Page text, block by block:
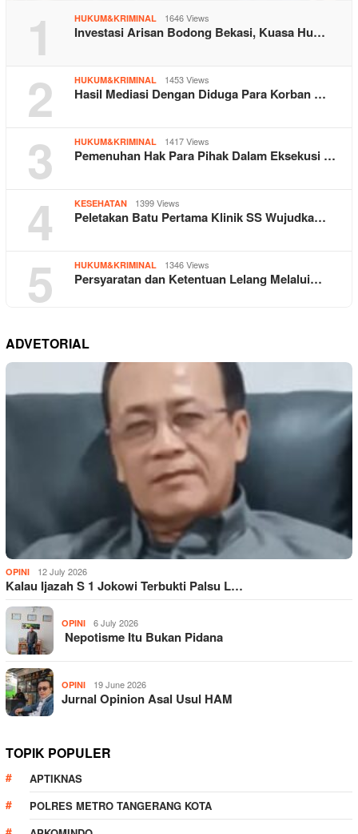
1 HUKUM&KRIMINAL 1646 Views
Investasi Arisan Bodong Bekasi, Kuasa Hu…
2 HUKUM&KRIMINAL 1453 Views
Hasil Mediasi Dengan Diduga Para Korban …
3 HUKUM&KRIMINAL 1417 Views
Pemenuhan Hak Para Pihak Dalam Eksekusi …
4 KESEHATAN 1399 Views
Peletakan Batu Pertama Klinik SS Wujudka…
5 HUKUM&KRIMINAL 1346 Views
Persyaratan dan Ketentuan Lelang Melalui…
ADVETORIAL
OPINI 12 July 2026
Kalau Ijazah S 1 Jokowi Terbukti Palsu L…
OPINI 6 July 2026
Nepotisme Itu Bukan Pidana
OPINI 19 June 2026
Jurnal Opinion Asal Usul HAM
TOPIK POPULER
APTIKNAS
POLRES METRO TANGERANG KOTA